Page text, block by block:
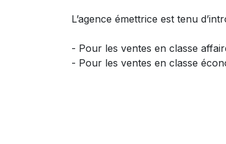
L’agence émettrice est tenu
- Pour les ventes en classe
- Pour les ventes en classe